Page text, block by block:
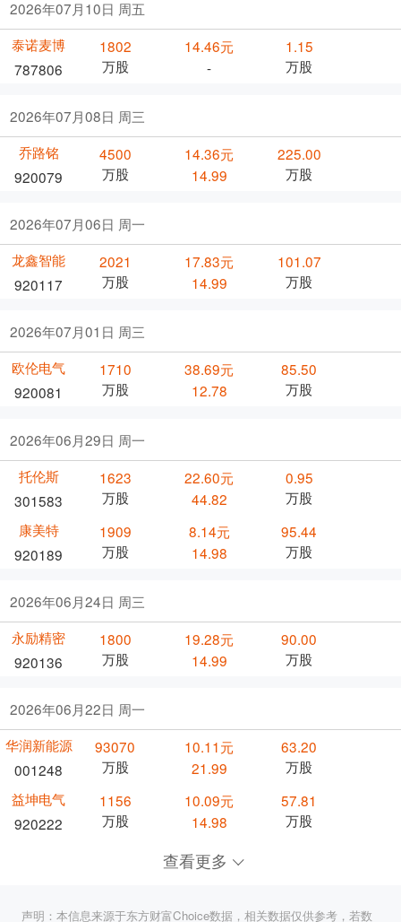
2026年07月10日 周五
泰诺麦博
787806
1802
万股
14.46元
-
1.15
万股
2026年07月08日 周三
乔路铭
920079
4500
万股
14.36元
14.99
225.00
万股
2026年07月06日 周一
龙鑫智能
920117
2021
万股
17.83元
14.99
101.07
万股
2026年07月01日 周三
欧伦电气
920081
1710
万股
38.69元
12.78
85.50
万股
2026年06月29日 周一
托伦斯
301583
1623
万股
22.60元
44.82
0.95
万股
康美特
920189
1909
万股
8.14元
14.98
95.44
万股
2026年06月24日 周三
永励精密
920136
1800
万股
19.28元
14.99
90.00
万股
2026年06月22日 周一
华润新能源
001248
93070
万股
10.11元
21.99
63.20
万股
益坤电气
920222
1156
万股
10.09元
14.98
57.81
万股
查看更多
声明：本信息来源于东方财富Choice数据，相关数据仅供参考，若数